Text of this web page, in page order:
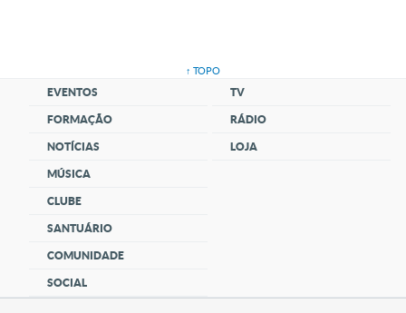
↑ TOPO
EVENTOS
FORMAÇÃO
NOTÍCIAS
MÚSICA
CLUBE
SANTUÁRIO
COMUNIDADE
SOCIAL
TV
RÁDIO
LOJA